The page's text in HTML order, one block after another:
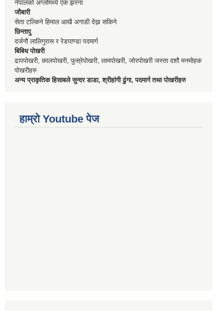
नेपालको अग्लोमध्ये एक झरना
जौबारी
सेता टल्किने हिमाल आखै अगाडी देख्न सकिने
छिन्तापु
दर्जनौ लालिगुरास र रेडपाण्डा पदमार्ग
बिबिध पोखरी
ढापपोखरी, कालपोखरी, फुस्रेपोखरी, लामपोखरी, जोरपोखरी जस्ता दशौ मनमोहक
पोखरीहरु
अन्य प्राकृतिक हिसाबले सुन्दर डाडा, श्रीहांगी ढुंगा, पदमार्ग तथा पोखरीहरु
हाम्रो Youtube पेज